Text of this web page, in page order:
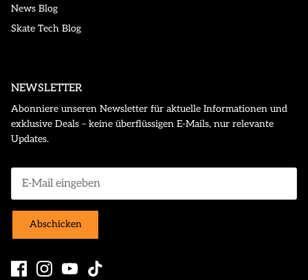
News Blog
Skate Tech Blog
NEWSLETTER
Abonniere unseren Newsletter für aktuelle Informationen und
exklusive Deals – keine überflüssigen E-Mails, nur relevante
Updates.
Abschicken